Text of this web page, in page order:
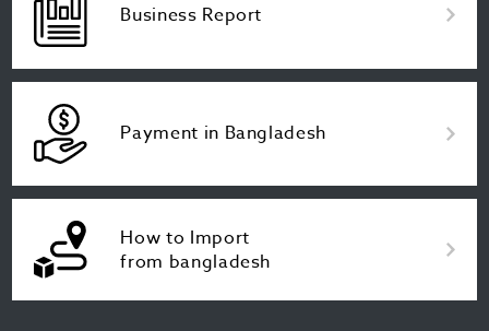
Business Report
Payment in Bangladesh
How to Import
from bangladesh